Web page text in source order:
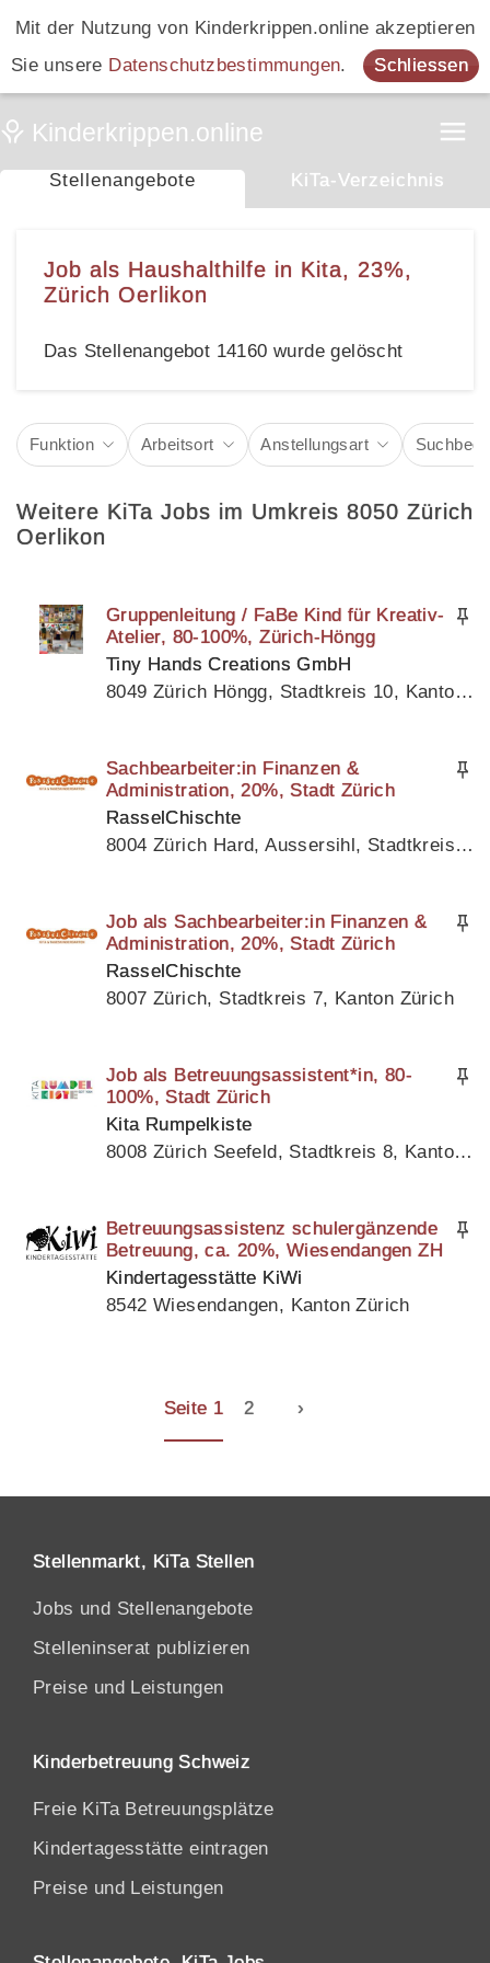
Mit der Nutzung von Kinderkrippen.online akzeptieren
Sie unsere Datenschutzbestimmungen. Schliessen
Stellenangebote KiTa-Verzeichnis
Job als Haushalthilfe in Kita, 23%,
Zürich Oerlikon
Das Stellenangebot 14160 wurde gelöscht
Funktion Arbeitsort Anstellungsart
Weitere KiTa Jobs im Umkreis 8050 Zürich
Oerlikon
Gruppenleitung / FaBe Kind für Kreativ-
Atelier, 80-100%, Zürich-Höngg
Tiny Hands Creations GmbH
8049 Zürich Höngg, Stadtkreis 10, Kanton Zürich
Sachbearbeiter:in Finanzen &
Administration, 20%, Stadt Zürich
RasselChischte
8004 Zürich Hard, Aussersihl, Stadtkreis 4, Kanton Zürich
Job als Sachbearbeiter:in Finanzen &
Administration, 20%, Stadt Zürich
RasselChischte
8007 Zürich, Stadtkreis 7, Kanton Zürich
Job als Betreuungsassistent*in, 80-
100%, Stadt Zürich
Kita Rumpelkiste
8008 Zürich Seefeld, Stadtkreis 8, Kanton Zürich
Betreuungsassistenz schulergänzende
Betreuung, ca. 20%, Wiesendangen ZH
Kindertagesstätte KiWi
8542 Wiesendangen, Kanton Zürich
Seite 1 2 ›
Stellenmarkt, KiTa Stellen
Jobs und Stellenangebote
Stelleninserat publizieren
Preise und Leistungen
Kinderbetreuung Schweiz
Freie KiTa Betreuungsplätze
Kindertagesstätte eintragen
Preise und Leistungen